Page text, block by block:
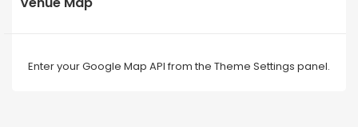
Enter your Google Map API from the Theme Settings panel.